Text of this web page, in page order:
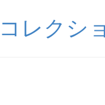
レクシ